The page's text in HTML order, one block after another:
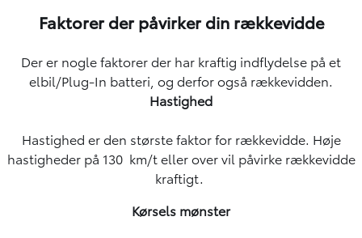
Faktorer der påvirker din rækkevidde
Der er nogle faktorer der har kraftig indflydelse på et
elbil/Plug-In batteri, og derfor også rækkevidden.
Hastighed
Hastighed er den største faktor for rækkevidde. Høje
hastigheder på 130 km/t eller over vil påvirke rækkevidde
kraftigt.
Kørsels mønster